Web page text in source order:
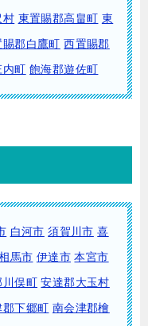
村 東置賜郡高畠町 東
賜郡白鷹町 西置賜郡
内町 飽海郡遊佐町
白河市 須賀川市 喜
馬市 伊達市 本宮市
川俣町 安達郡大玉村
郡下郷町 南会津郡檜